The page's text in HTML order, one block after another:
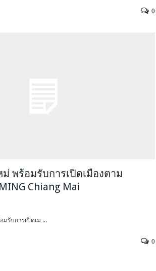
0
พร้อมรับการเปิดเมืองตาม
Chiang Mai
รับการเปิดเม ...
0